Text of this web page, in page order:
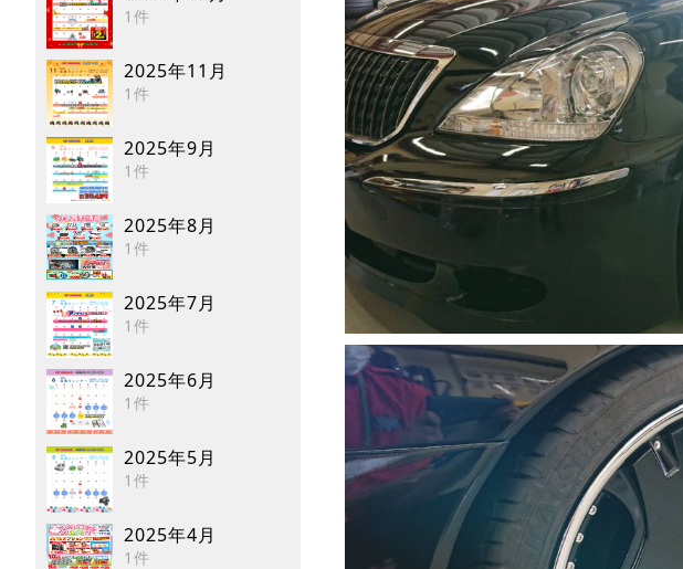
1件
2025年11月
1件
2025年9月
1件
2025年8月
1件
2025年7月
1件
2025年6月
1件
2025年5月
1件
2025年4月
1件